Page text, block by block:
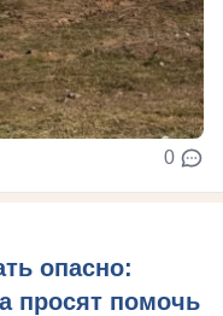
0
опасно:
просят помочь